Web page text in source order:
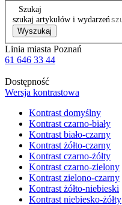
Szukaj
szukaj artykułów i wydarzeń
Wyszukaj
Linia miasta Poznań
61 646 33 44
Dostępność
Wersja kontrastowa
Kontrast domyślny
Kontrast czarno-biały
Kontrast biało-czarny
Kontrast żółto-czarny
Kontrast czarno-żółty
Kontrast czarno-zielony
Kontrast zielono-czarny
Kontrast żółto-niebieski
Kontrast niebiesko-żółty